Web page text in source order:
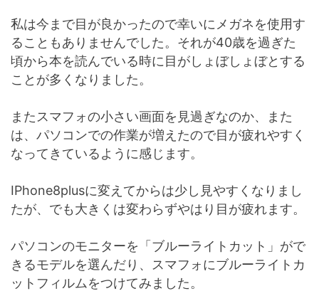
私は今まで目が良かったので幸いにメガネを使用す
ることもありませんでした。それが40歳を過ぎた
頃から本を読んでいる時に目がしょぼしょぼとする
ことが多くなりました。
またスマフォの小さい画面を見過ぎなのか、また
は、パソコンでの作業が増えたので目が疲れやすく
なってきているように感じます。
IPhone8plusに変えてからは少し見やすくなりまし
たが、でも大きくは変わらずやはり目が疲れます。
パソコンのモニターを「ブルーライトカット」がで
きるモデルを選んだり、スマフォにブルーライトカ
ットフィルムをつけてみました。